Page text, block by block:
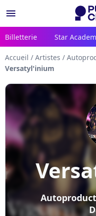
menu
Billetterie Star
Accueil / Artistes /
Versatyl'inium